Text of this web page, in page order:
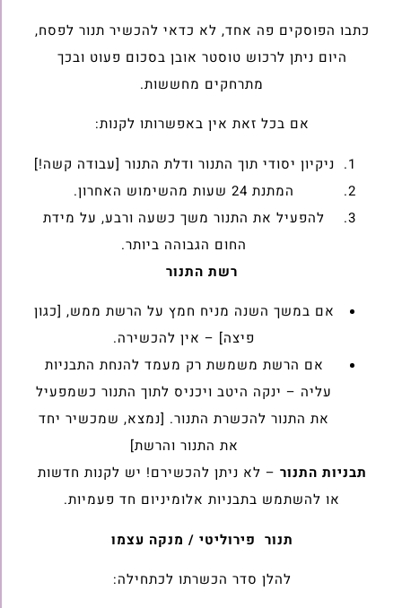
כתבו הפוסקים פה אחד, לא כדאי להכשיר תנור לפסח,
היום ניתן לרכוש טוסטר אובן בסכום פעוט ובכך
מתרחקים מחששות.
אם בכל זאת אין באפשרותו לקנות:
ניקיון יסודי תוך התנור ודלת התנור [עבודה קשה!]
המתנת 24 שעות מהשימוש האחרון.
להפעיל את התנור משך כשעה ורבע, על מידת
החום הגבוהה ביותר.
רשת התנור
אם במשך השנה מניח חמץ על הרשת ממש, [כגון
פיצה] – אין להכשירה.
אם הרשת משמשת רק מעמד להנחת התבניות
עליה – ינקה היטב ויכניס לתוך התנור כשמפעיל
את התנור להכשרת התנור. [נמצא, שמכשיר יחד
את התנור והרשת]
תבניות התנור – לא ניתן להכשירם! יש לקנות חדשות
או להשתמש בתבניות אלומיניום חד פעמיות.
תנור פירוליטי / מנקה עצמו
להלן סדר הכשרתו לכתחילה: